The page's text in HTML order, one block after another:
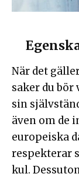
När det
saker du bör
sin
även om de
europeiska
respekterar
kul.